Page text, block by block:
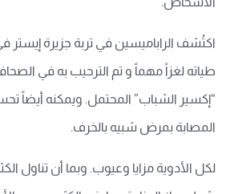
اكتُشف الراباميسين في تربة جزيرة
طياته لغزاً مهماً و تم الترحيب به في
“إكسير الشباب” المحتمل. ويمكنه أيضاً
المصابة بمرض شبيه بالخرف.
لكل الأدوية مزايا وعيوب. وبما أن تناول